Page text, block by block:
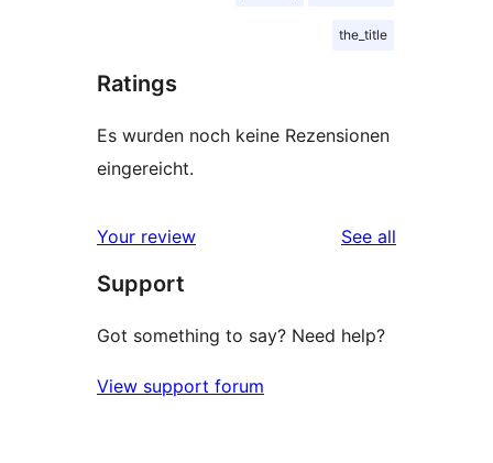
the_title
Ratings
Es wurden noch keine Rezensionen
eingereicht.
Your review See all
Support
Got something to say? Need help?
View support forum